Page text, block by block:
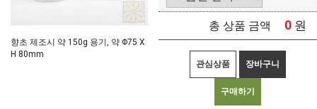
향초 제조시 약 150g 용기, 약 Φ75 X
H 80mm
총 상품 금액 0 원
관심상품 장바구니
구매하기